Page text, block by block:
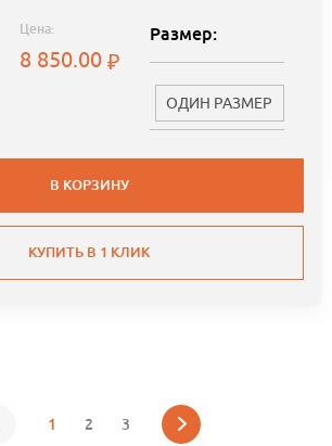
Цена:
8 850.00
Размер:
ОДИН РАЗМЕР
В КОРЗИНУ
КУПИТЬ В 1 КЛИК
1 2 3